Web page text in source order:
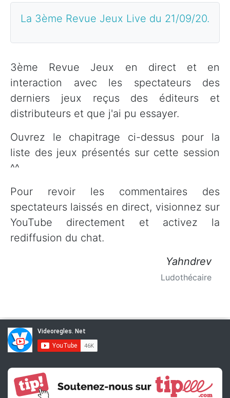
La 3ème Revue Jeux Live du 21/09/20.
3ème Revue Jeux en direct et en
interaction avec les spectateurs des
derniers jeux reçus des éditeurs et
distributeurs et que j'ai pu essayer.
Ouvrez le chapitrage ci-dessus pour la
liste des jeux présentés sur cette session
^^
Pour revoir les commentaires des
spectateurs laissés en direct, visionnez sur
YouTube directement et activez la
rediffusion du chat.
Yahndrev
Ludothécaire